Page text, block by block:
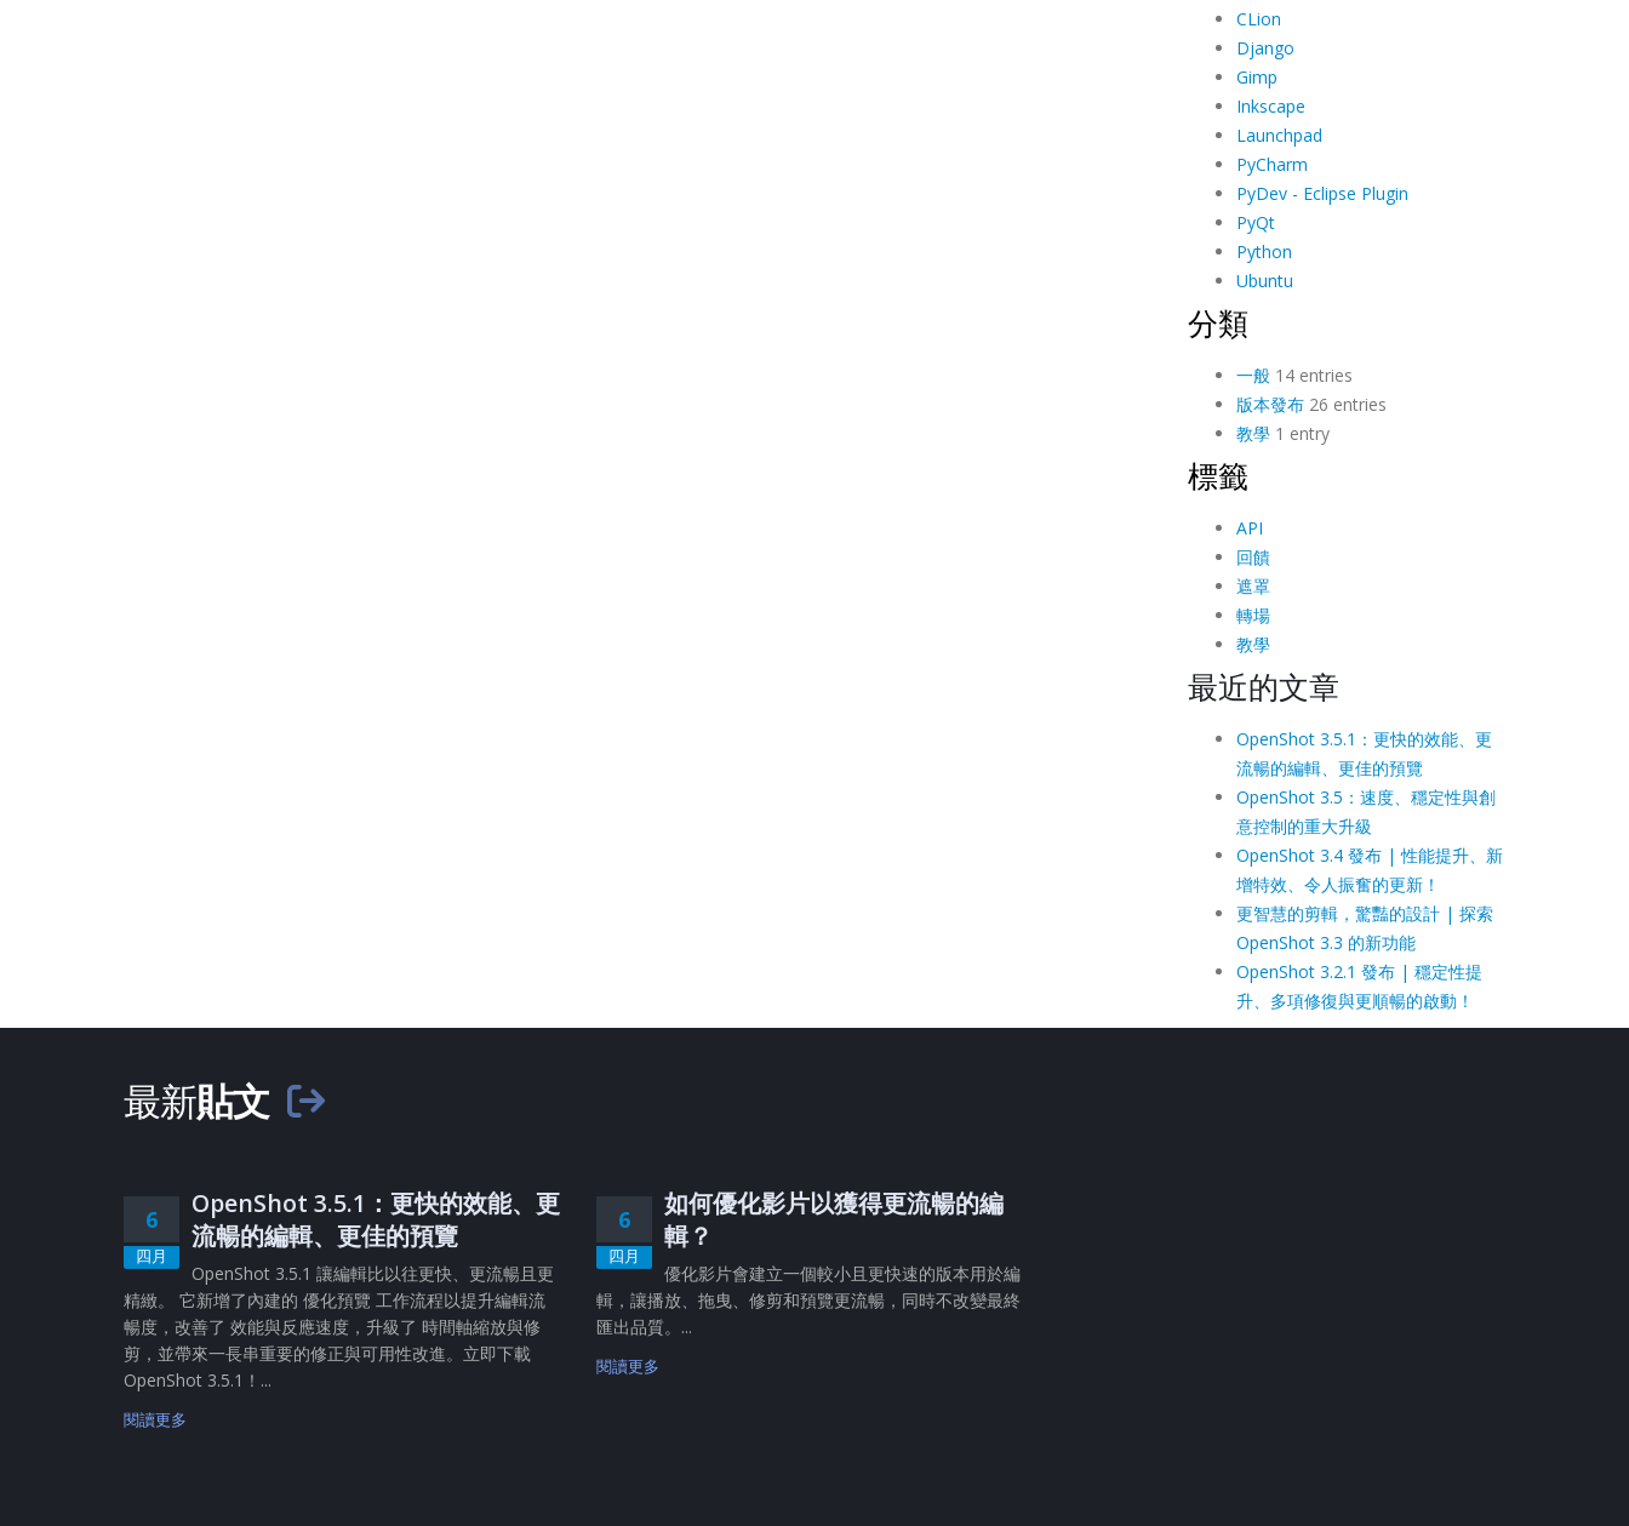
CLion
Django
Gimp
Inkscape
Launchpad
PyCharm
PyDev - Eclipse Plugin
PyQt
Python
Ubuntu
分類
一般14 entries
版本發布26 entries
教學1 entry
標籤
API
回饋
遮罩
轉場
教學
最近的文章
OpenShot 3.5.1：更快的效能、更
流暢的編輯、更佳的預覽
OpenShot 3.5：速度、穩定性與創
意控制的重大升級
OpenShot 3.4 發布 | 性能提升、新
增特效、令人振奮的更新！
更智慧的剪輯，驚豔的設計 | 探索
OpenShot 3.3 的新功能
OpenShot 3.2.1 發布 | 穩定性提
升、多項修復與更順暢的啟動！
最新貼文
6
四月
OpenShot 3.5.1：更快的效能、更
流暢的編輯、更佳的預覽
OpenShot 3.5.1 讓編輯比以往更快、更流暢且更
精緻。 它新增了內建的 優化預覽 工作流程以提升編輯流
暢度，改善了 效能與反應速度，升級了 時間軸縮放與修
剪，並帶來一長串重要的修正與可用性改進。立即下載
OpenShot 3.5.1！...
閱讀更多
6
四月
如何優化影片以獲得更流暢的編
輯？
優化影片會建立一個較小且更快速的版本用於編
輯，讓播放、拖曳、修剪和預覽更流暢，同時不改變最終
匯出品質。...
閱讀更多